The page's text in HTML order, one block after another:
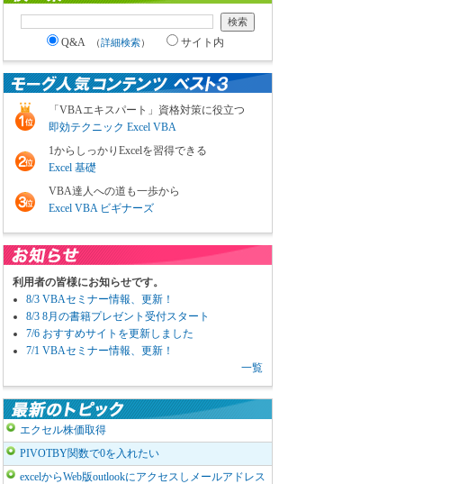
Q&A （詳細検索） サイト内
「VBAエキスパート」資格対策に役立つ
即効テクニック Excel VBA
1からしっかりExcelを習得できる
Excel 基礎
VBA達人への道も一歩から
Excel VBA ビギナーズ
利用者の皆様にお知らせです。
8/3 VBAセミナー情報、更新！
8/3 8月の書籍プレゼント受付スタート
7/6 おすすめサイトを更新しました
7/1 VBAセミナー情報、更新！
一覧
エクセル株価取得
PIVOTBY関数で0を入れたい
excelからWeb版outlookにアクセスしメールアドレス